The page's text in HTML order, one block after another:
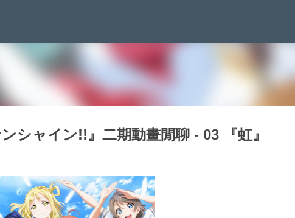
シャイン!!』二期動畫閒聊 - 03 『虹』